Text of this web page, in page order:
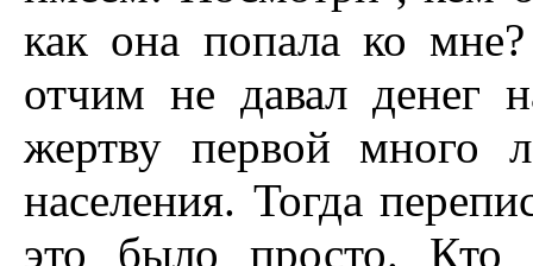
как она попала ко мне?
отчим не давал денег
жертву первой много
населения. Тогда
это было просто. Кто